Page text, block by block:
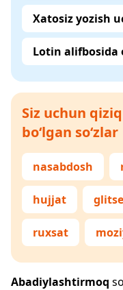
Xatosiz yozish
Lotin alifbosida
Siz uchun
bo‘lgan so‘zlar
nasabdosh
hujjat
ruxsat
Abadiylashtirmoq